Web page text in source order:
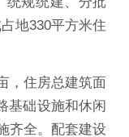
地330平方米住
，住房总建筑面
基础设施和休闲
齐全。配套建设